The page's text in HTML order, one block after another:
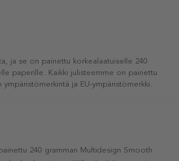
ja se on painettu korkealaatuiselle 240
paperille. Kaikki julisteemme on painettu
ja EU-ympäristömerkki.
240 gramman Multidesign Smooth